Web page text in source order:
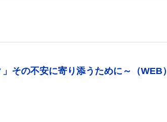
その不安に寄り添うために～（WEB）